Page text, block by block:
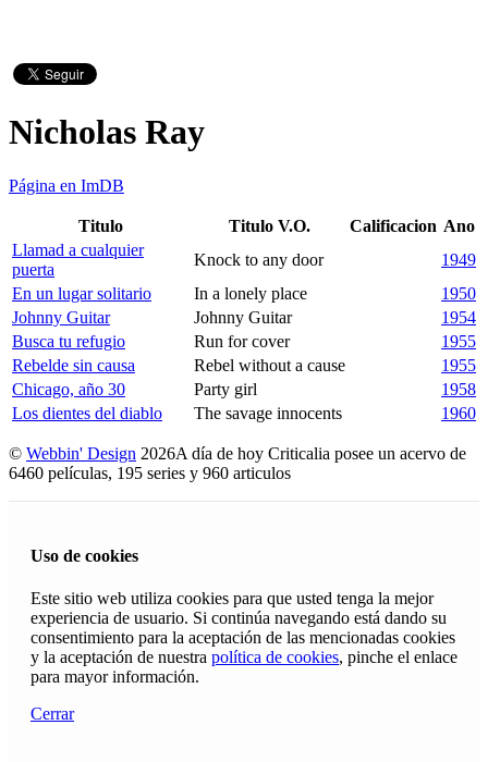
Nicholas Ray
Página en ImDB
Titulo Titulo V.O. Calificacion Ano
Llamad a cualquier
puerta
Knock to any door
1949
En un lugar solitario
In a lonely place
1950
Johnny Guitar
Johnny Guitar
1954
Busca tu refugio
Run for cover
1955
Rebelde sin causa
Rebel without a cause
1955
Chicago, año 30
Party girl
1958
Los dientes del diablo
The savage innocents 1960
© Webbin' Design 2026A día de hoy Criticalia posee un acervo de
6460 películas, 195 series y 960 articulos
Uso de cookies
Este sitio web utiliza cookies para que usted tenga la mejor
experiencia de usuario. Si continúa navegando está dando su
consentimiento para la aceptación de las mencionadas cookies
y la aceptación de nuestra política de cookies, pinche el enlace
para mayor información.
Cerrar